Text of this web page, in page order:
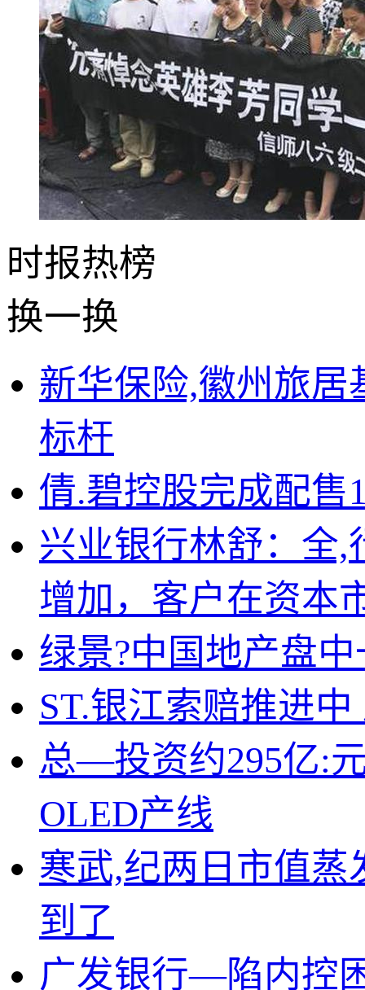
时报热榜
换一换
新华保险,徽州旅
标杆
倩.碧控股完成配售
兴业银行林舒：全
增加，客户在资本
绿景?中国地产盘
ST.银江索赔推进
总—投资约295亿:
OLED产线
寒武,纪两日市值蒸
到了
广发银行—陷内控